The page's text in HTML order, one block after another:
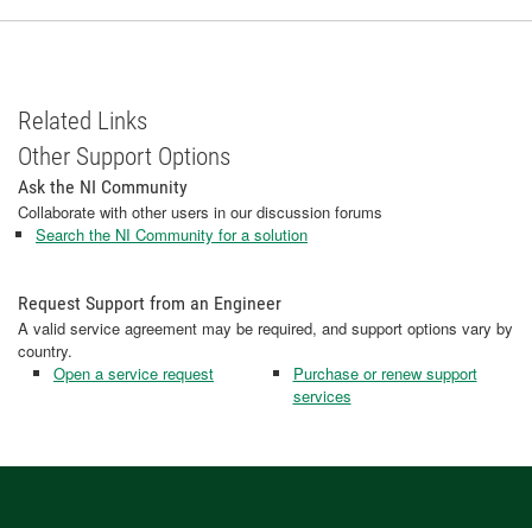
Related Links
Other Support Options
Ask the NI Community
Collaborate with other users in our discussion forums
Search the NI Community for a solution
Request Support from an Engineer
A valid service agreement may be required, and support options vary by
country.
Open a service request
Purchase or renew support
services